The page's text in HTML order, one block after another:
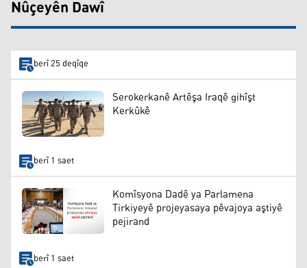
Nûçeyên Dawî
berî 25 deqîqe
Serokerkanê Artêşa Iraqê gihîşt
Kerkûkê
berî 1 saet
Komîsyona Dadê ya Parlamena
Tirkiyeyê projeyasaya pêvajoya aştiyê
pejirand
berî 1 saet